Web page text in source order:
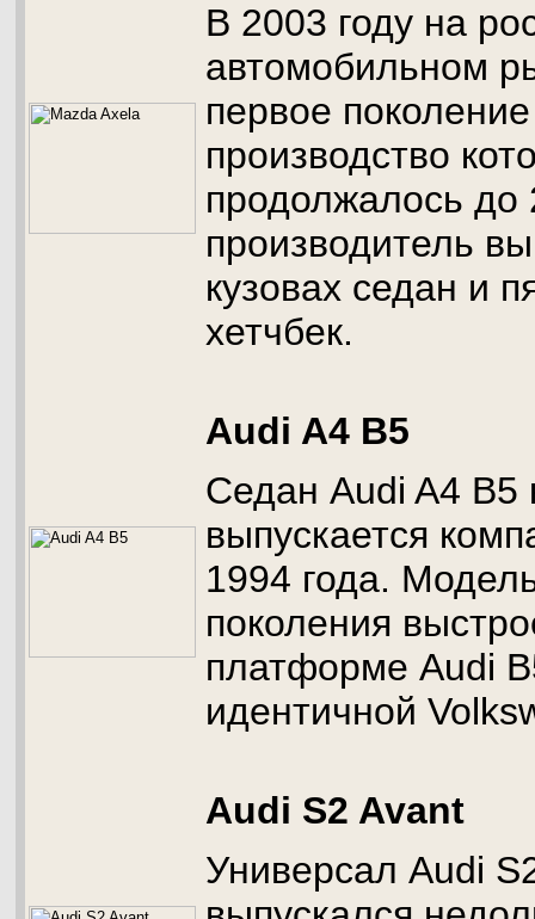
В 2003 году на
автомобильном
первое
производство
продолжалось до
производитель
кузовах седан и
хетчбек.
Audi A4 B5
Седан Audi A4 B5
выпускается
1994 года.
поколения
платформе Audi
идентичной
Audi S2 Avant
Универсал Audi